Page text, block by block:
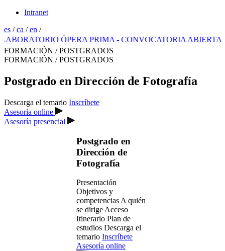
Intranet
es /ca /en /
ÓPERA PRIMA - CONVOCATORIA ABIERTA 2026
FORMACIÓN / POSTGRADOS
FORMACIÓN / POSTGRADOS
Postgrado en Dirección de Fotografía
Descarga el temario Inscríbete
Asesoría online
Asesoría presencial
Postgrado en
Dirección de
Fotografía
Presentación
Objetivos y
competencias A quién
se dirige Acceso
Itinerario Plan de
estudios Descarga el
temario Inscríbete
Asesoría online